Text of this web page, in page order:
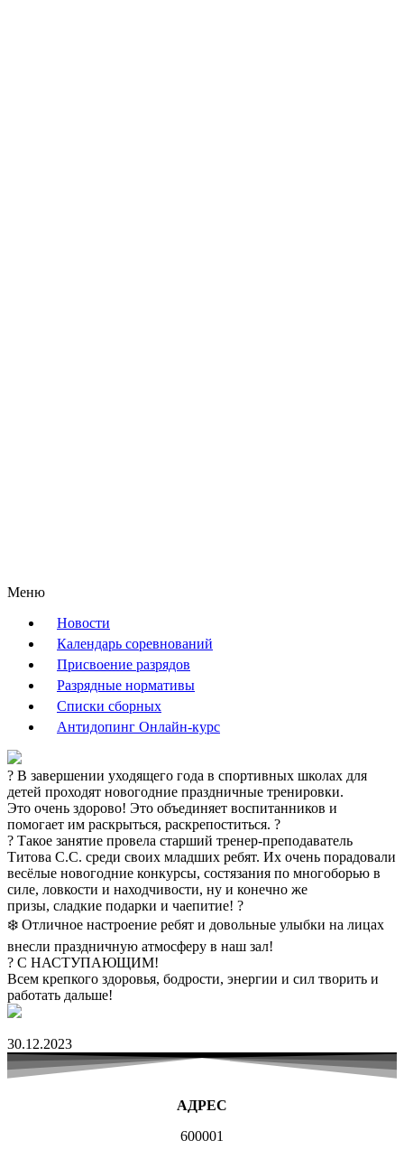
Меню
Новости
Календарь соревнований
Присвоение разрядов
Разрядные нормативы
Списки сборных
Антидопинг Онлайн-курс
? В завершении уходящего года в спортивных школах для
детей проходят новогодние праздничные тренировки.
Это очень здорово! Это объединяет воспитанников и
помогает им раскрыться, раскрепоститься. ?
?️ Такое занятие провела старший тренер-преподаватель
Титова С.С. среди своих младших ребят. Их очень порадовали
весёлые новогодние конкурсы, состязания по многоборью в
силе, ловкости и находчивости, ну и конечно же
призы, сладкие подарки и чаепитие! ?
❄️ Отличное настроение ребят и довольные улыбки на лицах
внесли праздничную атмосферу в наш зал!
? С НАСТУПАЮЩИМ!
Всем крепкого здоровья, бодрости, энергии и сил творить и
работать дальше!
30.12.2023
АДРЕС
600001